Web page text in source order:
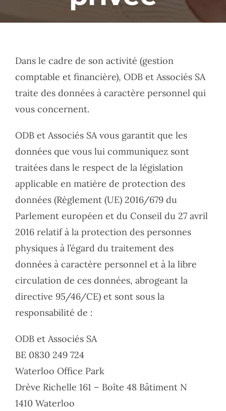
Dans le cadre de son activité (gestion
comptable et financière), ODB et Associés SA
traite des données à caractère personnel qui
vous concernent.
ODB et Associés SA vous garantit que les
données que vous lui communiquez sont
traitées dans le respect de la législation
applicable en matière de protection des
données (Règlement (UE) 2016/679 du
Parlement européen et du Conseil du 27 avril
2016 relatif à la protection des personnes
physiques à l’égard du traitement des
données à caractère personnel et à la libre
circulation de ces données, abrogeant la
directive 95/46/CE) et sont sous la
responsabilité de :
ODB et Associés SA
BE 0830 249 724
Waterloo Office Park
Drève Richelle 161 – Boîte 48 Bâtiment N
1410 Waterloo